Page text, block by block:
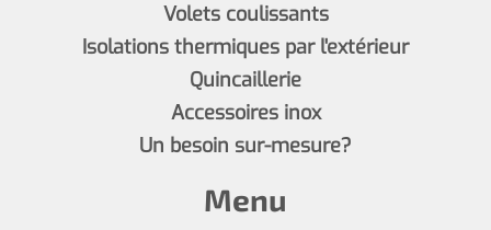
Volets coulissants
Isolations thermiques par l'extérieur
Quincaillerie
Accessoires inox
Un besoin sur-mesure?
Menu